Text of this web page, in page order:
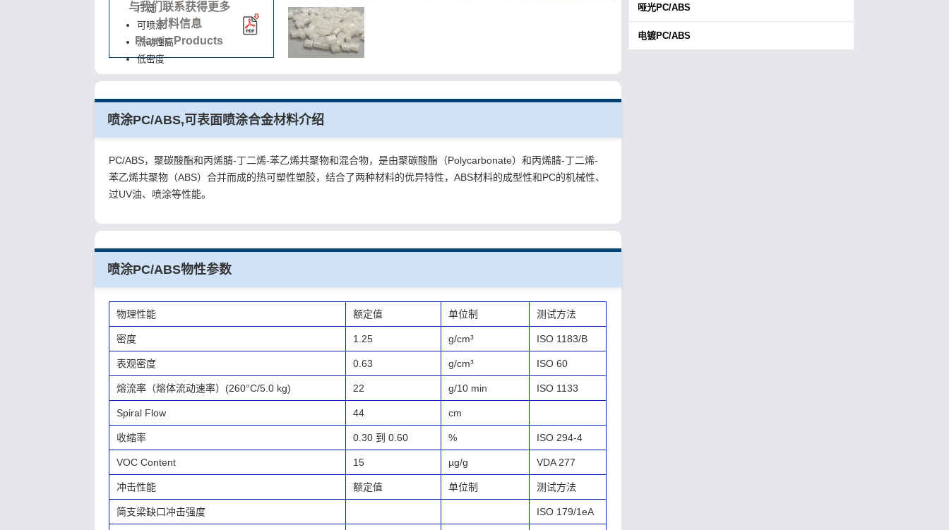
广泛
可喷涂
流动性高
低密度
与我们联系获得更多
材料信息
Plastic Products
喷涂PC/ABS,可表面喷涂合金材料介绍
PC/ABS，聚碳酸酯和丙烯腈-丁二烯-苯乙烯共聚物和混合物，是由聚碳酸酯（Polycarbonate）和丙烯腈-丁二烯-
苯乙烯共聚物（ABS）合并而成的热可塑性塑胶，结合了两种材料的优异特性，ABS材料的成型性和PC的机械性、
过UV油、喷涂等性能。
喷涂PC/ABS物性参数
物理性能 额定值 单位制 测试方法
密度 1.25 g/cm³ ISO 1183/B
表观密度 0.63 g/cm³ ISO 60
熔流率（熔体流动速率）(260°C/5.0 kg) 22 g/10 min ISO 1133
Spiral Flow 44 cm
收缩率 0.30 到 0.60 % ISO 294-4
VOC Content 15 µg/g VDA 277
冲击性能 额定值 单位制 测试方法
简支梁缺口冲击强度 ISO 179/1eA
哑光PC/ABS
电镀PC/ABS